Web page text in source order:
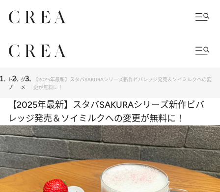
トッ
プ
グル
メ
【2025年最新】スタバSAKURAシリーズ新作ビバレッジ発売＆ソイミルクへの変
更が無料に！
【2025年最新】スタバSAKURAシリーズ新作ビバ
レッジ発売＆ソイミルクへの変更が無料に！